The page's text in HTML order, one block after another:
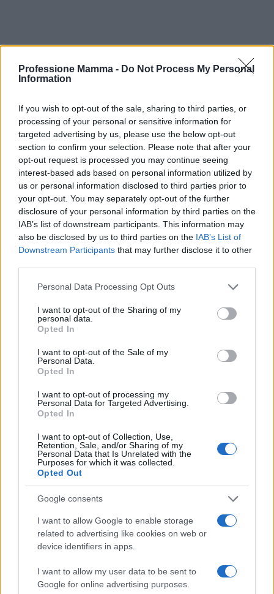
Professione Mamma - Do Not Process My Personal
Information
If you wish to opt-out of the sale, sharing to third parties, or
processing of your personal or sensitive information for
targeted advertising by us, please use the below opt-out
section to confirm your selection. Please note that after your
opt-out request is processed you may continue seeing
interest-based ads based on personal information utilized by
us or personal information disclosed to third parties prior to
your opt-out. You may separately opt-out of the further
disclosure of your personal information by third parties on the
IAB’s list of downstream participants. This information may
also be disclosed by us to third parties on the IAB’s List of
Downstream Participants that may further disclose it to other
Please note that this website/app uses one or more Google
not limited to your visit or usage behaviour. You may click to
grant or deny consent to Google and its third-party tags to
use your data for below specified purposes in below Google
consent section.
Personal Data Processing Opt Outs
I want to opt-out of the Sharing of my
personal data.
Opted In
I want to opt-out of the Sale of my
Personal Data.
Opted In
I want to opt-out of processing my
Personal Data for Targeted Advertising.
Opted In
I want to opt-out of Collection, Use,
Retention, Sale, and/or Sharing of my
Personal Data that Is Unrelated with the
Purposes for which it was collected.
Opted Out
Google consents
I want to allow Google to enable storage
related to advertising like cookies on web or
device identifiers in apps.
I want to allow my user data to be sent to
Google for online advertising purposes.
Continua a leggere
NEWS E ATTUALITÀ
Cinemadamare a Nova Siri e Grumento Nova: Cultura,
Formazione e Inclusione
Beatrice Bonaventura · 10 Ago 2026
NEWS E ATTUALITÀ
ICA Milano presenta mostre, concerti e letture per
l’autunno 2026